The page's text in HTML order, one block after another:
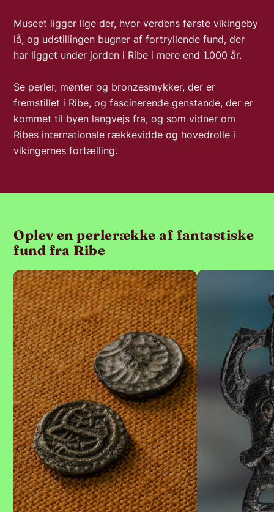
Museet ligger lige der, hvor verdens første vikingeby
lå, og udstillingen bugner af fortryllende fund, der
har ligget under jorden i Ribe i mere end 1.000 år.
Se perler, mønter og bronzesmykker, der er
fremstillet i Ribe, og fascinerende genstande, der er
kommet til byen langvejs fra, og som vidner om
Ribes internationale rækkevidde og hovedrolle i
vikingernes fortælling.
Oplev en perlerække af fantastiske
fund fra Ribe